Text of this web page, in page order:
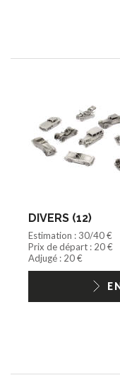
DIVERS (12)
Estimation : 30/40 €
Prix de départ : 20 €
Adjugé : 20 €